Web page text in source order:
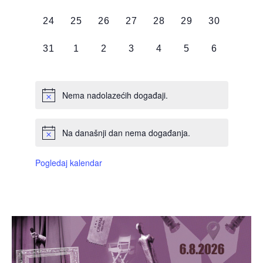
0
24
0
25
0
26
0
27
0
28
0
29
0
30
0
31
0
1
0
2
0
3
0
4
0
5
0
6
Nema nadolazećih događaji.
Na današnji dan nema događanja.
Pogledaj kalendar